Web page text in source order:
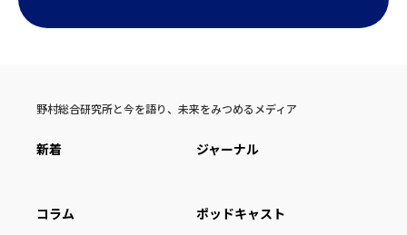
野村総合研究所と今を語り、未来をみつめるメディア
新着 ジャーナル
コラム ポッドキャスト